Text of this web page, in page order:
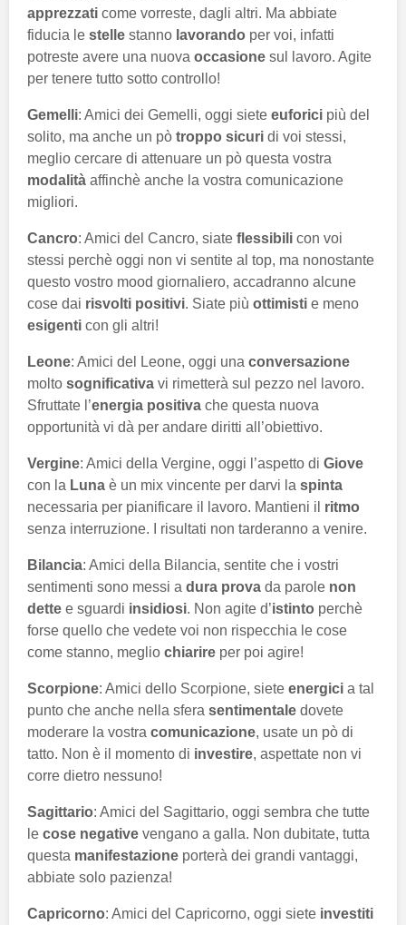
apprezzati come vorreste, dagli altri. Ma abbiate
fiducia le stelle stanno lavorando per voi, infatti
potreste avere una nuova occasione sul lavoro. Agite
per tenere tutto sotto controllo!
Gemelli: Amici dei Gemelli, oggi siete euforici più del
solito, ma anche un pò troppo sicuri di voi stessi,
meglio cercare di attenuare un pò questa vostra
modalità affinchè anche la vostra comunicazione
migliori.
Cancro: Amici del Cancro, siate flessibili con voi
stessi perchè oggi non vi sentite al top, ma nonostante
questo vostro mood giornaliero, accadranno alcune
cose dai risvolti positivi. Siate più ottimisti e meno
esigenti con gli altri!
Leone: Amici del Leone, oggi una conversazione
molto sognificativa vi rimetterà sul pezzo nel lavoro.
Sfruttate l’energia positiva che questa nuova
opportunità vi dà per andare diritti all’obiettivo.
Vergine: Amici della Vergine, oggi l’aspetto di Giove
con la Luna è un mix vincente per darvi la spinta
necessaria per pianificare il lavoro. Mantieni il ritmo
senza interruzione. I risultati non tarderanno a venire.
Bilancia: Amici della Bilancia, sentite che i vostri
sentimenti sono messi a dura prova da parole non
dette e sguardi insidiosi. Non agite d’istinto perchè
forse quello che vedete voi non rispecchia le cose
come stanno, meglio chiarire per poi agire!
Scorpione: Amici dello Scorpione, siete energici a tal
punto che anche nella sfera sentimentale dovete
moderare la vostra comunicazione, usate un pò di
tatto. Non è il momento di investire, aspettate non vi
corre dietro nessuno!
Sagittario: Amici del Sagittario, oggi sembra che tutte
le cose negative vengano a galla. Non dubitate, tutta
questa manifestazione porterà dei grandi vantaggi,
abbiate solo pazienza!
Capricorno: Amici del Capricorno, oggi siete investiti